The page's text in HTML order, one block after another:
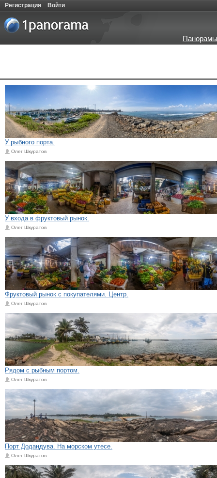
Регистрация Войти
У рыбного порта.
Олег Шкуратов
У входа в фруктовый рынок.
Олег Шкуратов
Фруктовый рынок с покупателями. Центр.
Олег Шкуратов
Рядом с рыбным портом.
Олег Шкуратов
Порт Додандува. На морском утесе.
Олег Шкуратов